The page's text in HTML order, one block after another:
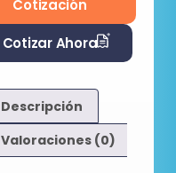
Cotización
Cotizar Ahora
Descripción
Valoraciones (0)